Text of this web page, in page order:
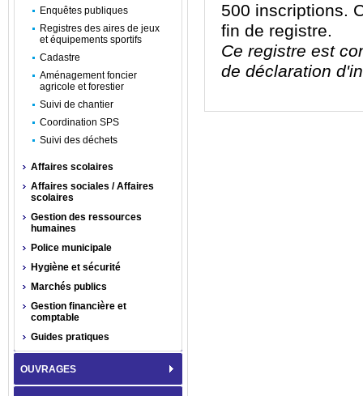
500 inscriptions.
fin de registre.
Ce registre est
de déclaration
Enquêtes publiques
Registres des aires de jeux
et équipements sportifs
Cadastre
Aménagement foncier
agricole et forestier
Suivi de chantier
Coordination SPS
Suivi des déchets
Affaires scolaires
Affaires sociales / Affaires
scolaires
Gestion des ressources
humaines
Police municipale
Hygiène et sécurité
Marchés publics
Gestion financière et
comptable
Guides pratiques
OUVRAGES